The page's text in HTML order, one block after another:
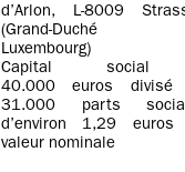
d’Arlon, L-8009
(Grand-Duché
Luxembourg)
Capital
40.000 euros divisé
31.000 parts
d’environ 1,29 euros
valeur nominale